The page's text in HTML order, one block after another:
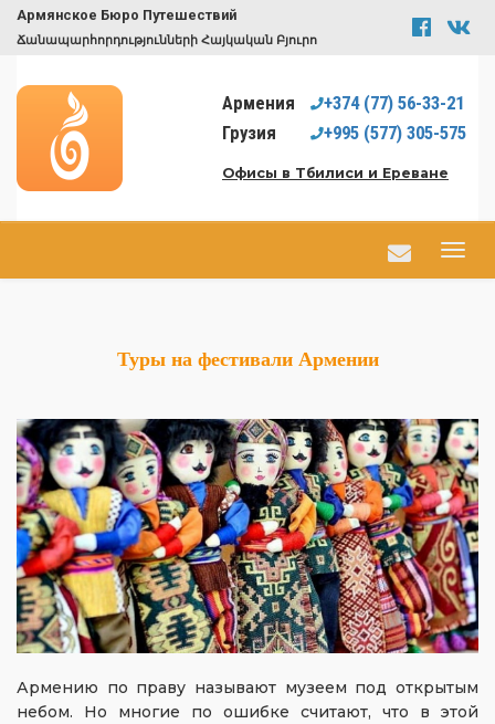
Армянское Бюро Путешествий
Ճանապարհորդությունների Հայկական Բյուրո
Армения +374 (77) 56-33-21
Грузия
+995 (577) 305-575
Офисы в Тбилиси и Ереване
Туры на фестивали Армении
Армению по праву называют музеем под открытым
небом. Но многие по ошибке считают, что в этой